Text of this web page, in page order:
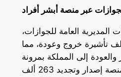
عبر منصة أبشر أفراد
العامة للجوازات،
المنصة 345 ألف تأشيرة خروج وعودة، مما
والعودة إلى المملكة بمرونة
تامة. كما شهدت المنصة إصدار وتجديد 263 ألف